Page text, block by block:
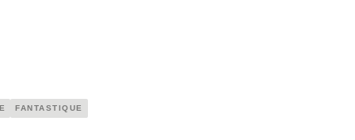
FANTASTIQUE